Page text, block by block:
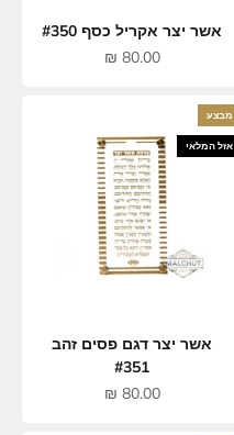
אשר יצר אקריל כסף #350
מחיר מבצע
80.00 ₪
מבצע
אזל המלאי
אשר יצר דגם פסים זהב
#351
מחיר מבצע
80.00 ₪